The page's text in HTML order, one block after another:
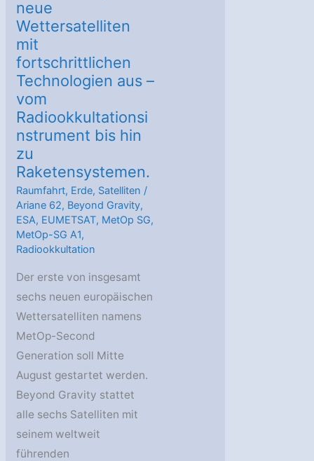
neue
Wettersatelliten
mit
fortschrittlichen
Technologien aus –
vom
Radiookkultationsi
nstrument bis hin
zu
Raketensystemen.
Raumfahrt, Erde, Satelliten /
Ariane 62, Beyond Gravity,
ESA, EUMETSAT, MetOp SG,
MetOp-SG A1,
Radiookkultation
Der erste von insgesamt
sechs neuen europäischen
Wettersatelliten namens
MetOp-Second
Generation soll Mitte
August gestartet werden.
Beyond Gravity stattet
alle sechs Satelliten mit
seinem weltweit
führenden